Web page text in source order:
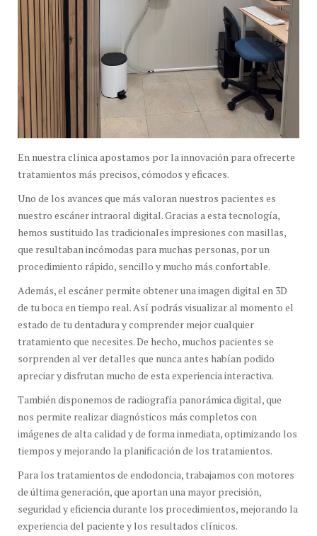
En nuestra clínica apostamos por la innovación para ofrecerte
tratamientos más precisos, cómodos y eficaces.
Uno de los avances que más valoran nuestros pacientes es
nuestro escáner intraoral digital. Gracias a esta tecnología,
hemos sustituido las tradicionales impresiones con masillas,
que resultaban incómodas para muchas personas, por un
procedimiento rápido, sencillo y mucho más confortable.
Además, el escáner permite obtener una imagen digital en 3D
de tu boca en tiempo real. Así podrás visualizar al momento el
estado de tu dentadura y comprender mejor cualquier
tratamiento que necesites. De hecho, muchos pacientes se
sorprenden al ver detalles que nunca antes habían podido
apreciar y disfrutan mucho de esta experiencia interactiva.
También disponemos de radiografía panorámica digital, que
nos permite realizar diagnósticos más completos con
imágenes de alta calidad y de forma inmediata, optimizando los
tiempos y mejorando la planificación de los tratamientos.
Para los tratamientos de endodoncia, trabajamos con motores
de última generación, que aportan una mayor precisión,
seguridad y eficiencia durante los procedimientos, mejorando la
experiencia del paciente y los resultados clínicos.